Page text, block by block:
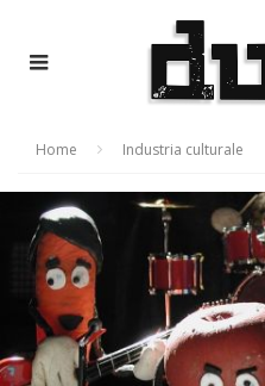
Home Industria culturale